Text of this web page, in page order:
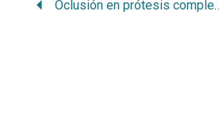
Oclusión